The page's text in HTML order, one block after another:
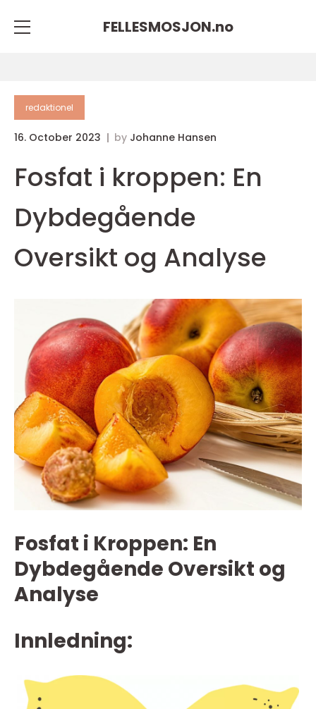
FELLESMOSJON.no
redaktionel
16. October 2023 by Johanne Hansen
Fosfat i kroppen: En
Dybdegående
Oversikt og Analyse
Fosfat i Kroppen: En
Dybdegående Oversikt og
Analyse
Innledning: